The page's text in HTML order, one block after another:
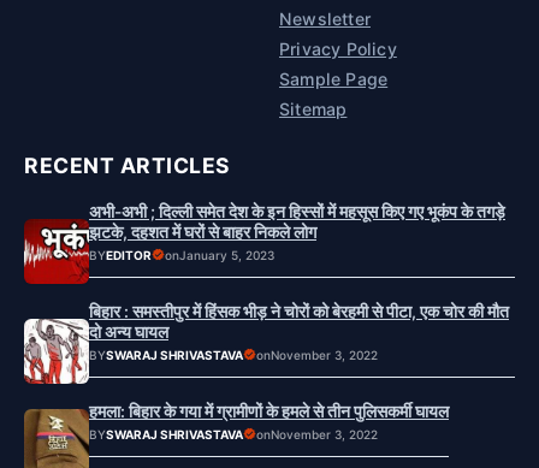
Newsletter
Privacy Policy
Sample Page
Sitemap
RECENT ARTICLES
अभी-अभी ; दिल्ली समेत देश के इन हिस्सों में महसूस किए गए भूकंप के तगड़े
झटके, दहशत में घरों से बाहर निकले लोग
BYEDITOR onJanuary 5, 2023
बिहार : समस्तीपुर में हिंसक भीड़ ने चोरों को बेरहमी से पीटा, एक चोर की मौत
दो अन्य घायल
BYSWARAJ SHRIVASTAVA onNovember 3, 2022
हमला: बिहार के गया में ग्रामीणों के हमले से तीन पुलिसकर्मी घायल
BYSWARAJ SHRIVASTAVA onNovember 3, 2022